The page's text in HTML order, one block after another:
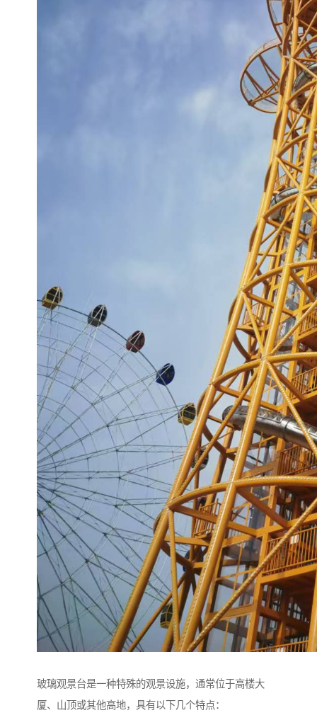
玻璃观景台是一种特殊的观景设施，通常位于高楼大
厦、山顶或其他高地，具有以下几个特点：